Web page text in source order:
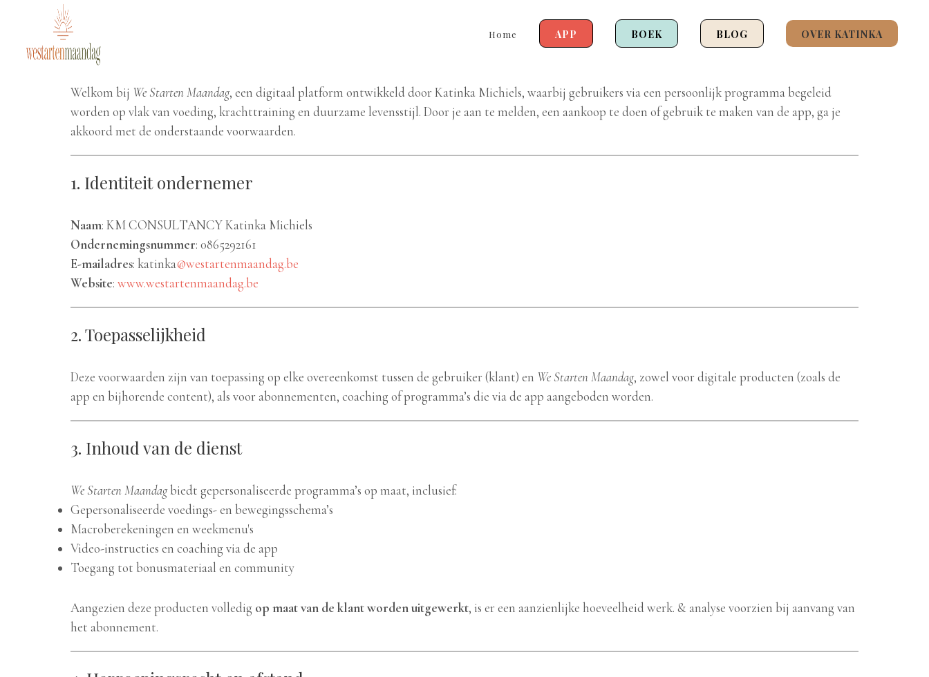
Home APP BOEK BLOG OVER KATINKA
Welkom bij We Starten Maandag, een digitaal platform ontwikkeld door Katinka Michiels, waarbij gebruikers via een persoonlijk programma begeleid
worden op vlak van voeding, krachttraining en duurzame levensstijl. Door je aan te melden, een aankoop te doen of gebruik te maken van de app, ga je
akkoord met de onderstaande voorwaarden.
1. Identiteit ondernemer
Naam: KM CONSULTANCY Katinka Michiels
Ondernemingsnummer: 0865292161
E-mailadres: katinka@westartenmaandag.be
Website: www.westartenmaandag.be
2. Toepasselijkheid
Deze voorwaarden zijn van toepassing op elke overeenkomst tussen de gebruiker (klant) en We Starten Maandag, zowel voor digitale producten (zoals de
app en bijhorende content), als voor abonnementen, coaching of programma’s die via de app aangeboden worden.
3. Inhoud van de dienst
We Starten Maandagbiedt gepersonaliseerde programma’s op maat, inclusief:
Gepersonaliseerde voedings- en bewegingsschema’s
Macroberekeningen en weekmenu's
Video-instructies en coaching via de app
Toegang tot bonusmateriaal en community
Aangezien deze producten volledig op maat van de klant worden uitgewerkt, is er een aanzienlijke hoeveelheid werk. & analyse voorzien bij aanvang van
het abonnement.